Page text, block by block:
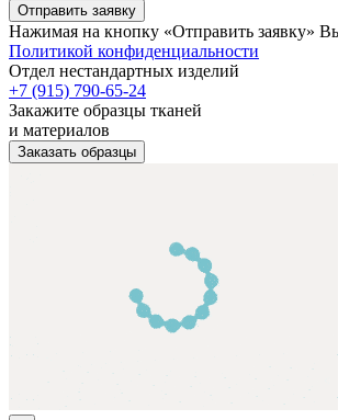
Отправить заявку
Нажимая на кнопку «Отправить заявку»
Политикой конфиденциальности
Отдел нестандартных изделий
+7 (915) 790-65-24
Закажите образцы тканей
и материалов
Заказать образцы